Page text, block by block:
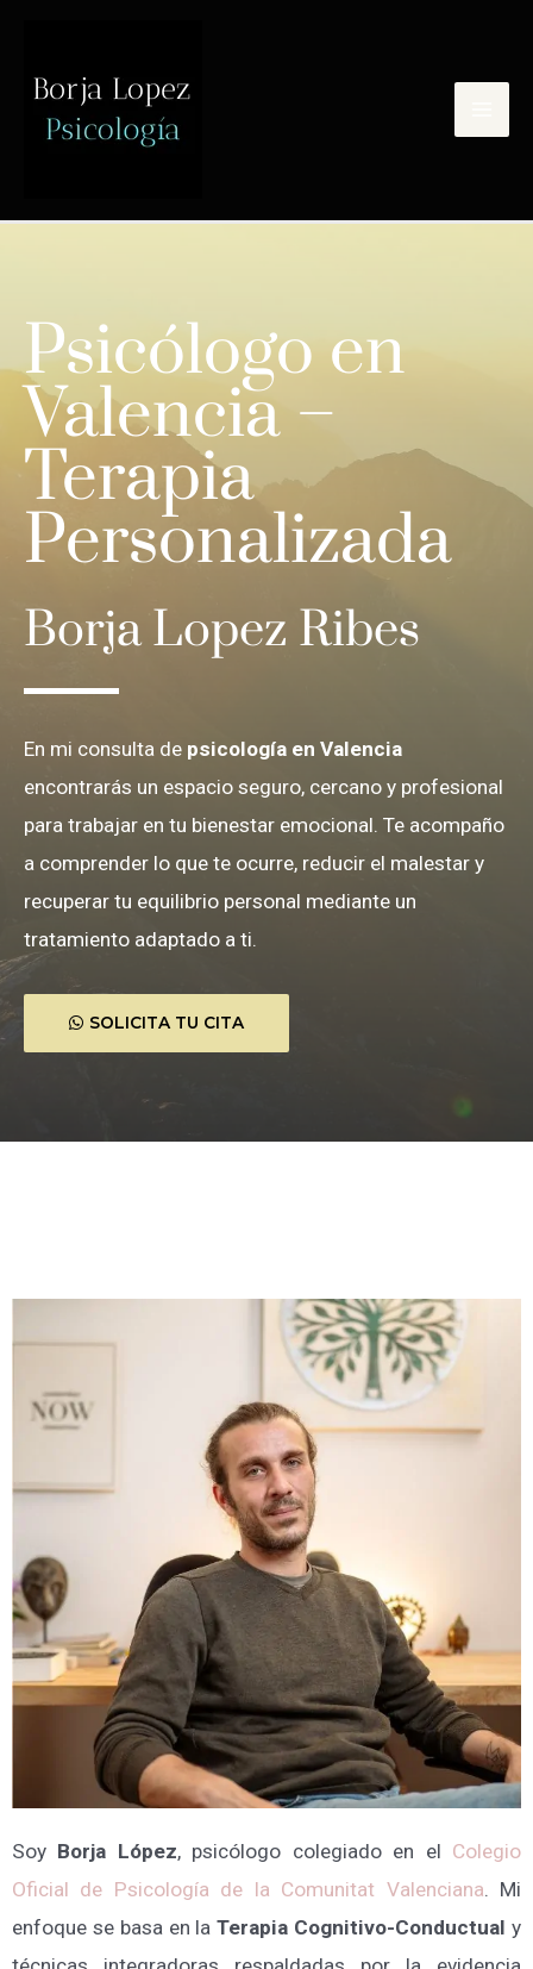
Psicólogo en
Valencia –
Terapia
Personalizada
Borja Lopez Ribes
En mi consulta de psicología en Valencia
encontrarás un espacio seguro, cercano y profesional
para trabajar en tu bienestar emocional. Te acompaño
a comprender lo que te ocurre, reducir el malestar y
recuperar tu equilibrio personal mediante un
tratamiento adaptado a ti.
SOLICITA TU CITA
Soy Borja López, psicólogo colegiado en el Colegio
Oficial de Psicología de la Comunitat Valenciana . Mi
enfoque se basa en laTerapia Cognitivo-Conductual y